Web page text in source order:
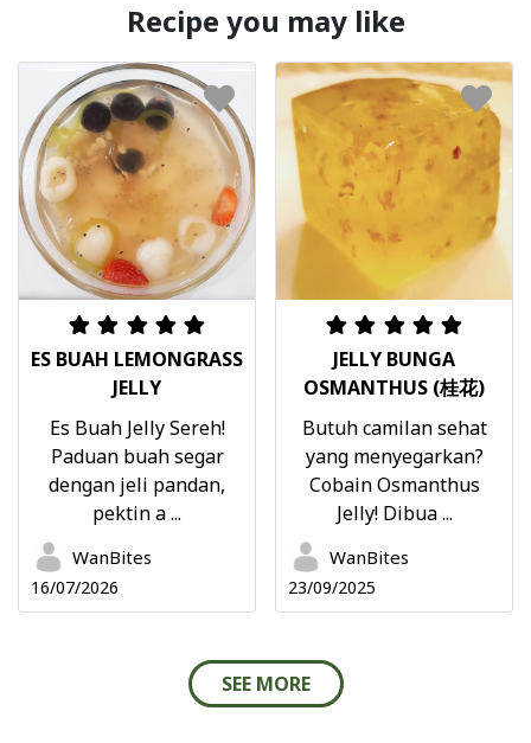
Recipe you may like
ES BUAH LEMONGRASS
JELLY
Es Buah Jelly Sereh!
Paduan buah segar
dengan jeli pandan,
pektin a ...
WanBites
16/07/2026
JELLY BUNGA
OSMANTHUS (桂花)
Butuh camilan sehat
yang menyegarkan?
Cobain Osmanthus
Jelly! Dibua ...
WanBites
23/09/2025
SEE MORE